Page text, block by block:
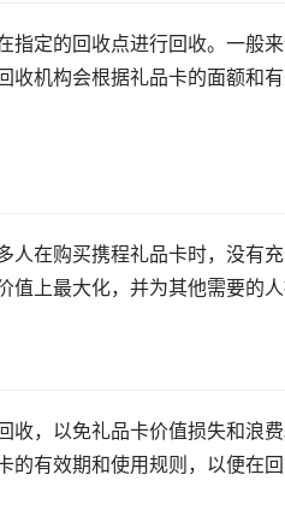
指定的回收点进行回收。一般
机构会根据礼品卡的面额和
人在购买携程礼品卡时，没有
上最大化，并为其他需要的人
，以免礼品卡价值损失和浪
有效期和使用规则，以便在